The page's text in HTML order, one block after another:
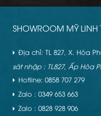
SHOWROOM MỸ LINH
Địa chỉ: TL 827, X. Hòa
sát nhập : TL827, Ấp Hòa
Hotline: 0858 707 279
Zalo : 0349 653 663
Zalo : 0828 928 906